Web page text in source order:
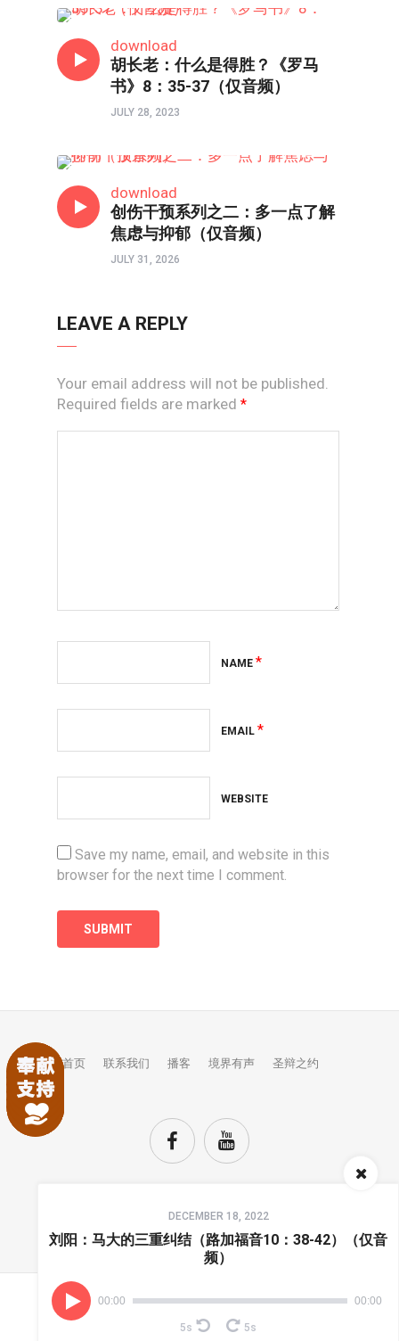
download
胡长老：什么是得胜？《罗马
书》8：35-37（仅音频）
JULY 28, 2023
download
创伤干预系列之二：多一点了解
焦虑与抑郁（仅音频）
JULY 31, 2026
LEAVE A REPLY
Your email address will not be published.
Required fields are marked *
NAME *
EMAIL *
WEBSITE
Save my name, email, and website in this
browser for the next time I comment.
DECEMBER 18, 2022
刘阳：马大的三重纠结（路加福音10：38-42）（仅音
频）
00:00 00:00
5s 5s
首页 联系我们 播客 境界有声 圣辩之约
TOP